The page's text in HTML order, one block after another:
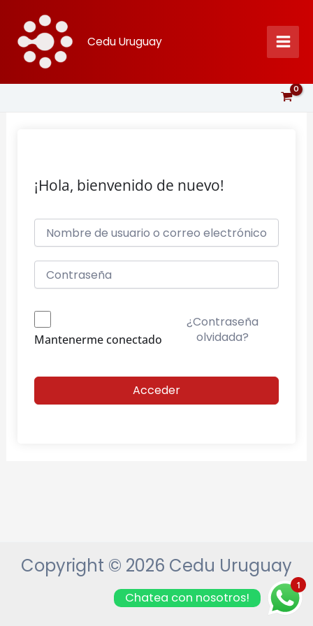
contenido
Cedu Uruguay
¡Hola, bienvenido de nuevo!
Mantenerme conectado
¿Contraseña
olvidada?
Acceder
Copyright © 2026 Cedu Uruguay
1
Chatea con nosotros!